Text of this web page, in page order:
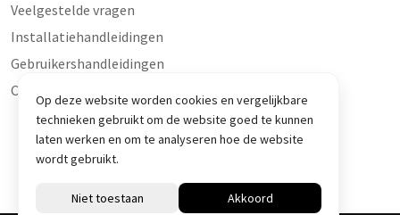
Veelgestelde vragen
Installatiehandleidingen
Gebruikershandleidingen
Contact en storingen
© Intratone 2026
Op deze website worden cookies en vergelijkbare
technieken gebruikt om de website goed te kunnen
laten werken en om te analyseren hoe de website
wordt gebruikt.